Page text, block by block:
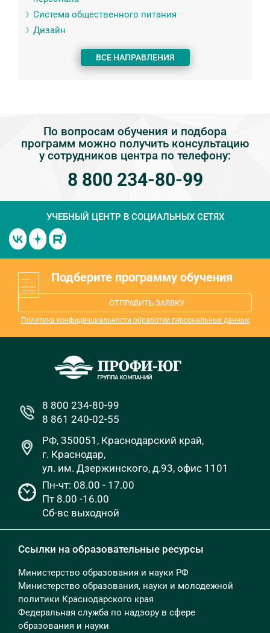
Система общественного питания
Дизайн
ВСЕ НАПРАВЛЕНИЯ
По вопросам обучения и подбора
программ можно получить консультацию
у сотрудников центра по телефону:
8 800 234-80-99
УЧЕБНЫЙ ЦЕНТР В СОЦИАЛЬНЫХ СЕТЯХ
Подберите программу обучения
ОТПРАВИТЬ ЗАЯВКУ
Политика конфиденциальности обработки персональных данных
8 800 234-80-99
8 861 240-02-55
РФ, 350051, Краснодарский край,
г. Краснодар,
ул. им. Дзержинского, д.93, офис 1101
Пн-чт: 08.00 - 17.00
Пт 8.00 -16.00
Сб-вс выходной
Ссылки на образовательные ресурсы
Министерство образования и науки РФ
Министерство образования, науки и молодежной
политики Краснодарского края
Федеральная служба по надзору в сфере
образования и науки